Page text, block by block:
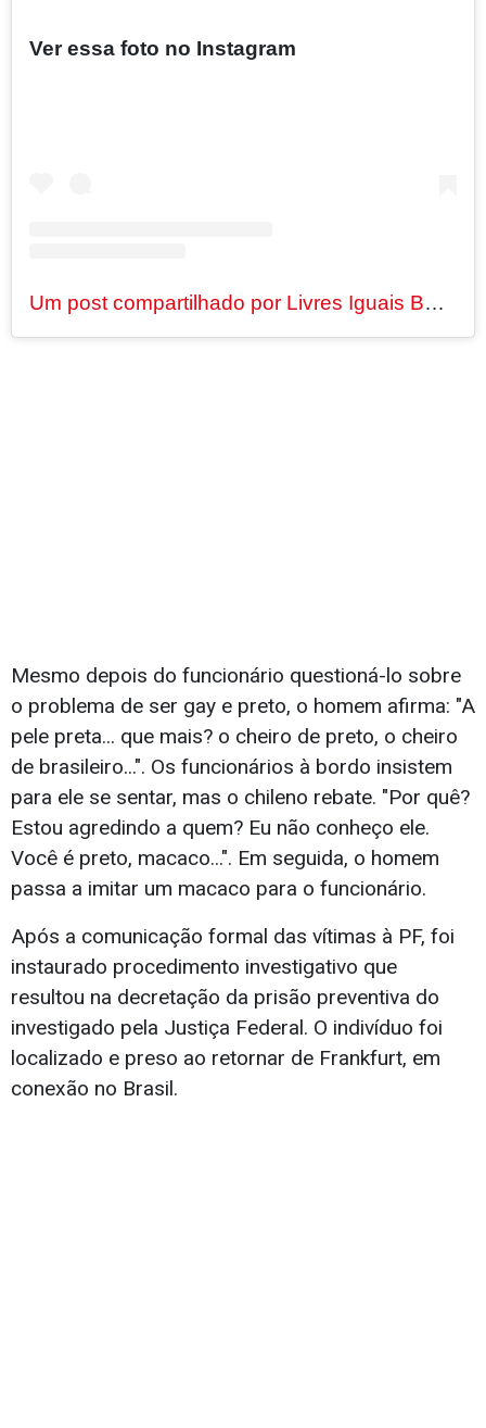
Ver essa foto no Instagram
Um post compartilhado por Livres Iguais BR (@livresiguaisbr)
Mesmo depois do funcionário questioná-lo sobre
o problema de ser gay e preto, o homem afirma: "A
pele preta... que mais? o cheiro de preto, o cheiro
de brasileiro...". Os funcionários à bordo insistem
para ele se sentar, mas o chileno rebate. "Por quê?
Estou agredindo a quem? Eu não conheço ele.
Você é preto, macaco...". Em seguida, o homem
passa a imitar um macaco para o funcionário.
Após a comunicação formal das vítimas à PF, foi
instaurado procedimento investigativo que
resultou na decretação da prisão preventiva do
investigado pela Justiça Federal. O indivíduo foi
localizado e preso ao retornar de Frankfurt, em
conexão no Brasil.